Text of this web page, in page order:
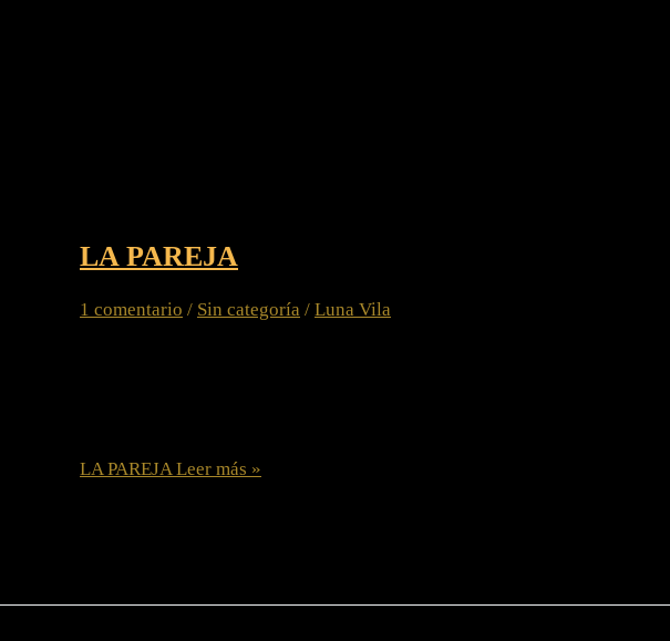
LA PAREJA
1 comentario / Sin categoría / Luna Vila
LA PAREJALeer más »